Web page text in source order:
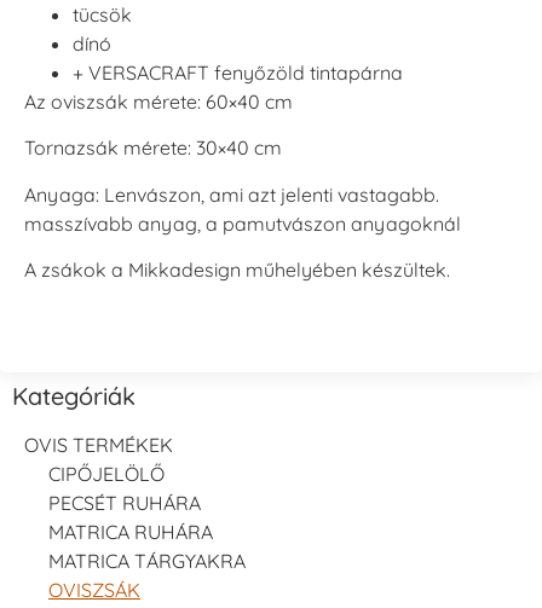
tücsök
dínó
+ VERSACRAFT fenyőzöld tintapárna
Az oviszsák mérete: 60×40 cm
Tornazsák mérete: 30×40 cm
Anyaga: Lenvászon, ami azt jelenti vastagabb.
masszívabb anyag, a pamutvászon anyagoknál
A zsákok a Mikkadesign műhelyében készültek.
Kategóriák
OVIS TERMÉKEK
CIPŐJELÖLŐ
PECSÉT RUHÁRA
MATRICA RUHÁRA
MATRICA TÁRGYAKRA
OVISZSÁK